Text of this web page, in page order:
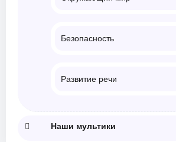
Безопасность
Развитие речи
Наши мультики